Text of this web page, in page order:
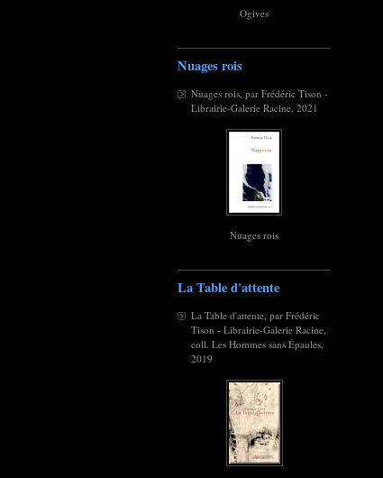
Ogives
Nuages rois
Nuages rois, par Frédéric Tison -
Librairie-Galerie Racine, 2021
Nuages rois
La Table d'attente
La Table d'attente, par Frédéric
Tison - Librairie-Galerie Racine,
coll. Les Hommes sans Épaules,
2019